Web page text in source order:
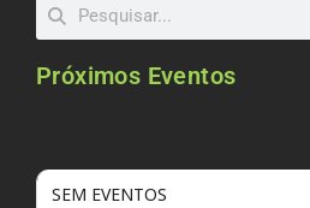
Próximos Eventos
SEM EVENTOS